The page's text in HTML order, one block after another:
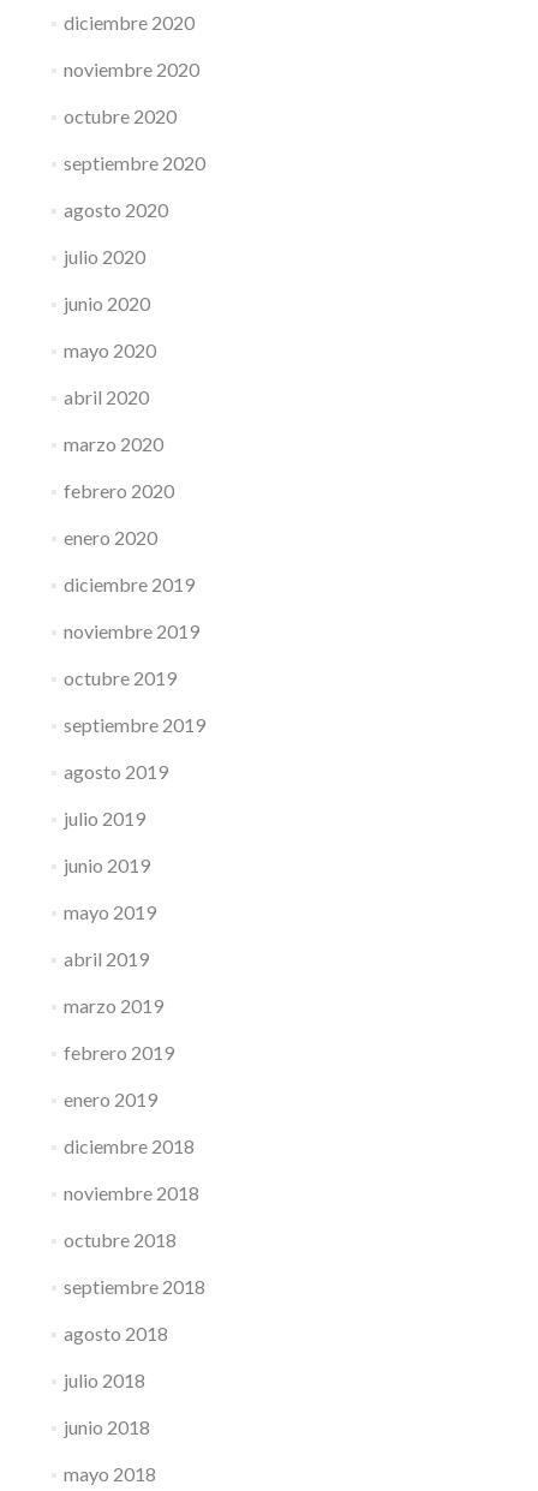
diciembre 2020
noviembre 2020
octubre 2020
septiembre 2020
agosto 2020
julio 2020
junio 2020
mayo 2020
abril 2020
marzo 2020
febrero 2020
enero 2020
diciembre 2019
noviembre 2019
octubre 2019
septiembre 2019
agosto 2019
julio 2019
junio 2019
mayo 2019
abril 2019
marzo 2019
febrero 2019
enero 2019
diciembre 2018
noviembre 2018
octubre 2018
septiembre 2018
agosto 2018
julio 2018
junio 2018
mayo 2018